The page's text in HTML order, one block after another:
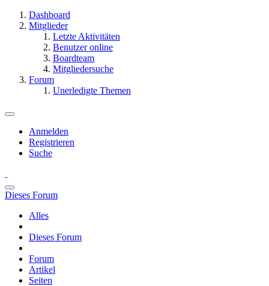
Dashboard
Mitglieder
Letzte Aktivitäten
Benutzer online
Boardteam
Mitgliedersuche
Forum
Unerledigte Themen
Anmelden
Registrieren
Suche
Dieses Forum
Alles
Dieses Forum
Forum
Artikel
Seiten